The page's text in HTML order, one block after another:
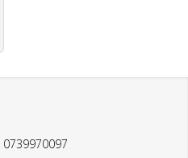
0739970097